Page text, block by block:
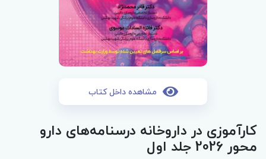
مشاهده داخل کتاب
کارآموزی در داروخانه درسنامه‌های دارو
محور 2026 جلد اول